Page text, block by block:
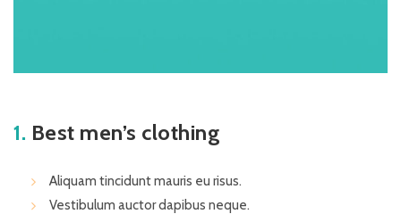
1. Best men’s clothing
Aliquam tincidunt mauris eu risus.
Vestibulum auctor dapibus neque.